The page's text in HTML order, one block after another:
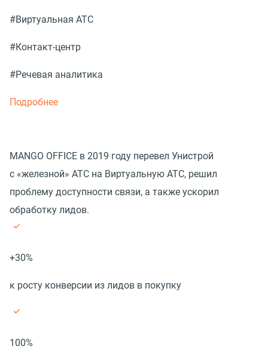
#Виртуальная АТС
#Контакт-центр
#Речевая аналитика
Подробнее
MANGO OFFICE в 2019 году перевел Унистрой
с «железной» АТС на Виртуальную АТС, решил
проблему доступности связи, а также ускорил
обработку лидов.
+30%
к росту конверсии из лидов в покупку
100%